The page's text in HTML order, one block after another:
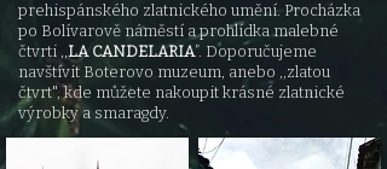
prehispánského zlatnického umění. Procházka
po Bolívarově náměstí a prohlídka malebné
čtvrti ,,LA CANDELARIA”. Doporučujeme
navštívit Boterovo muzeum, anebo ,,zlatou
čtvrt", kde můžete nakoupit krásné zlatnické
výrobky a smaragdy.